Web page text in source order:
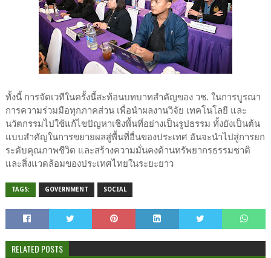
ทั้งนี้ การจัดเวทีในครั้งนี้สะท้อนบทบาทสำคัญของ วช. ในการบูรณา
การความร่วมมือทุกภาคส่วน เพื่อนำผลงานวิจัย เทคโนโลยี และ
นวัตกรรมไปใช้แก้ไขปัญหาเชิงพื้นที่อย่างเป็นรูปธรรม ทั้งยังเป็นต้น
แบบสำคัญในการขยายผลสู่พื้นที่อื่นของประเทศ อันจะนำไปสู่การยก
ระดับคุณภาพชีวิต และสร้างความมั่นคงด้านทรัพยากรธรรมชาติ
และสิ่งแวดล้อมของประเทศไทยในระยะยาว
TAGS: GOVERNMENT SOCIAL
RELATED POSTS